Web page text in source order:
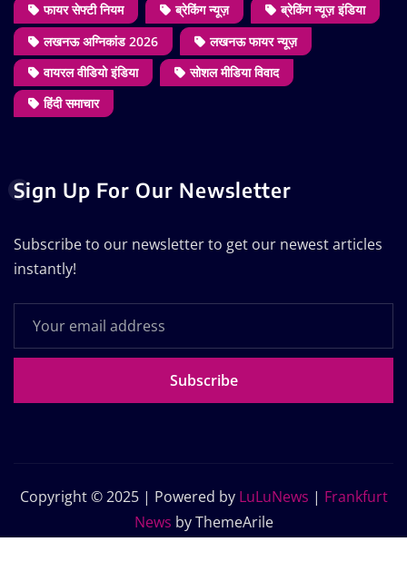
फायर सेफ्टी नियम
ब्रेकिंग न्यूज़
ब्रेकिंग न्यूज़ इंडिया
लखनऊ अग्निकांड 2026
लखनऊ फायर न्यूज़
वायरल वीडियो इंडिया
सोशल मीडिया विवाद
हिंदी समाचार
Sign Up For Our Newsletter
Subscribe to our newsletter to get our newest articles
instantly!
Subscribe
Copyright © 2025 | Powered by LuLuNews | Frankfurt
News by ThemeArile